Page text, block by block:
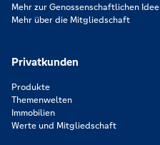
Mehr zur Genossenschaftlichen Idee
Mehr über die Mitgliedschaft
Privatkunden
Produkte
Themenwelten
Immobilien
Werte und Mitgliedschaft